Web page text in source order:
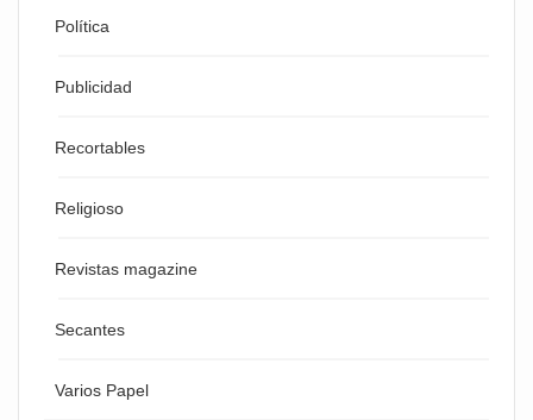
Política
Publicidad
Recortables
Religioso
Revistas magazine
Secantes
Varios Papel